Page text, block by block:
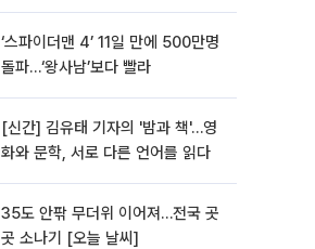
‘스파이더맨 4’ 11일 만에 500만명
돌파…‘왕사남’보다 빨라
[신간] 김유태 기자의 '밤과 책'…영
화와 문학, 서로 다른 언어를 읽다
35도 안팎 무더위 이어져…전국 곳
곳 소나기 [오늘 날씨]